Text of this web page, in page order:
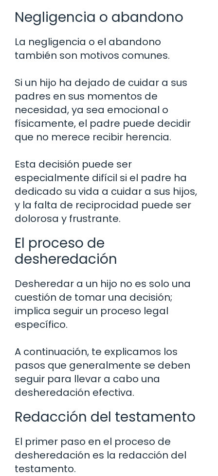
Negligencia o abandono
La negligencia o el abandono
también son motivos comunes.
Si un hijo ha dejado de cuidar a sus
padres en sus momentos de
necesidad, ya sea emocional o
físicamente, el padre puede decidir
que no merece recibir herencia.
Esta decisión puede ser
especialmente difícil si el padre ha
dedicado su vida a cuidar a sus hijos,
y la falta de reciprocidad puede ser
dolorosa y frustrante.
El proceso de
desheredación
Desheredar a un hijo no es solo una
cuestión de tomar una decisión;
implica seguir un proceso legal
específico.
A continuación, te explicamos los
pasos que generalmente se deben
seguir para llevar a cabo una
desheredación efectiva.
Redacción del testamento
El primer paso en el proceso de
desheredación es la redacción del
testamento.